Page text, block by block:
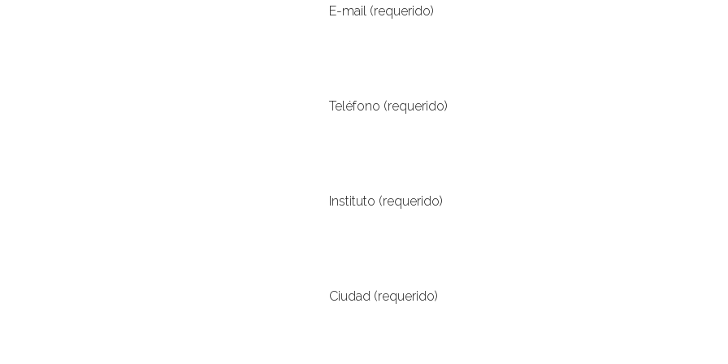
E-mail (requerido)
Teléfono (requerido)
Instituto (requerido)
Ciudad (requerido)